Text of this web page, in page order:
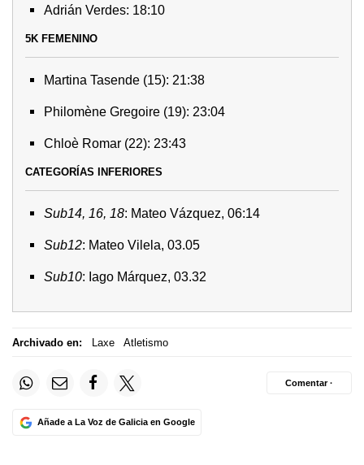
Adrián Verdes: 18:10
5K FEMENINO
Martina Tasende (15): 21:38
Philomène Gregoire (19): 23:04
Chloè Romar (22): 23:43
CATEGORÍAS INFERIORES
Sub14, 16, 18: Mateo Vázquez, 06:14
Sub12: Mateo Vilela, 03.05
Sub10: Iago Márquez, 03.32
Archivado en: Laxe Atletismo
Añade a La Voz de Galicia en Google
Comentar ·